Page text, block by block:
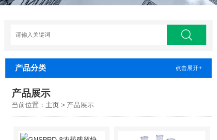
产品分类 点击展开+
产品展示
当前位置： 主页> 产品展示